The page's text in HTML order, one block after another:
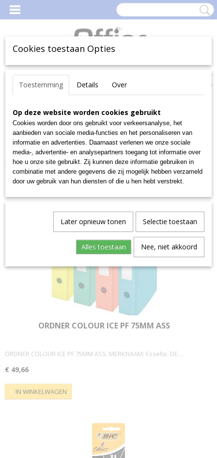
Inloggen Registreren
Uw Winkelwagen
(0)
Home >OUTLET
Sorteer op:
« 1 ••• 4 5 6 7 8 9 10 11 12
•••
23
ORDNER COLOUR ICE PF 75MM ASS
ORDNER COLOUR ICE PF 75MM ASS. MERKNAAM: Esselte. DE…
€ 49,66
IN WINKELWAGEN
Cookies toestaan Opties
Toestemming Details Over
Op deze website worden cookies gebruikt
Cookies worden door ons gebruikt voor verkeersanalyse, het
aanbieden van sociale media-functies en het personaliseren van
informatie en advertenties. Daarnaast verlenen we onze sociale
media-, advertentie- en analysepartners toegang tot informatie over
hoe u onze site gebruikt. Zij kunnen deze informatie gebruiken in
combinatie met andere gegevens die zij mogelijk hebben verzameld
door uw gebruik van hun diensten of die u hen hebt verstrekt.
Later opnieuw tonen Selectie toestaan
Alles toestaan Nee, niet akkoord